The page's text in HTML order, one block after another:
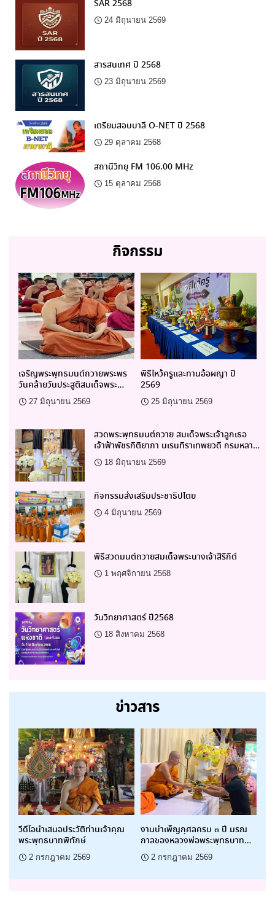
SAR 2568
24 มิถุนายน 2569
สารสนเทศ ปี 2568
23 มิถุนายน 2569
เตรียมสอบบาลี O-NET ปี 2568
29 ตุลาคม 2568
สถานีวิทยุ FM 106.00 MHz
15 ตุลาคม 2568
กิจกรรม
เจริญพระพุทธมนต์ถวายพระพร
วันคล้ายวันประสูติสมเด็จพระ
สังฆราช
27 มิถุนายน 2569
พิธีไหว้ครูและทานอ้อผญา ปี
2569
25 มิถุนายน 2569
สวดพระพุทธมนต์ถวาย สมเด็จพระเจ้าลูกเธอ
เจ้าฟ้าพัชรกิติยาภา นเรนทิราเทพยวดี กรมหลาง
ราชสาริณีสิริพัชร มหาวัชรราชธิดา
18 มิถุนายน 2569
กิจกรรมส่งเสริมประชาธิปไตย
4 มิถุนายน 2569
พิธีสวดมนต์ถวายสมเด็จพระนางเจ้าสิริกิต์
1 พฤศจิกายน 2568
วันวิทยาศาสตร์ ปี2568
18 สิงหาคม 2568
ข่าวสาร
วีดีโอนำเสนอประวัติท่านเจ้าคุณ
พระพุทธบาทพิทักษ์
2 กรกฎาคม 2569
งานบำเพ็ญกุศลครบ ๓ ปี มรณ
กาลของหลวงพ่อพระพุทธบาท
พิทักษ์2 กรกฎาคม 2569